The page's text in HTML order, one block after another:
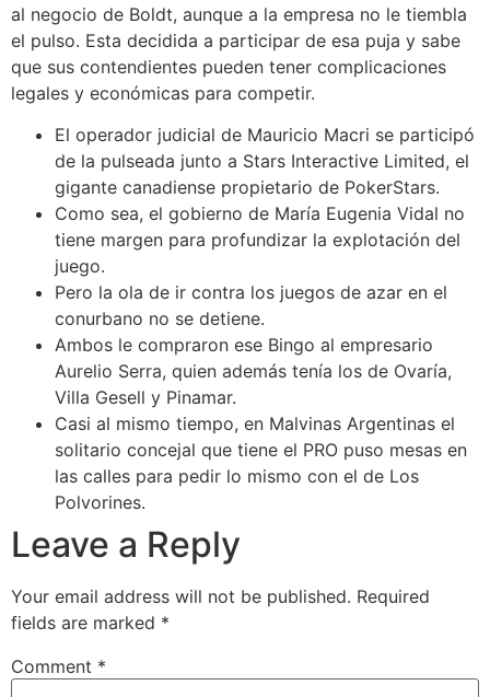
al negocio de Boldt, aunque a la empresa no le tiembla
el pulso. Esta decidida a participar de esa puja y sabe
que sus contendientes pueden tener complicaciones
legales y económicas para competir.
El operador judicial de Mauricio Macri se participó
de la pulseada junto a Stars Interactive Limited, el
gigante canadiense propietario de PokerStars.
Como sea, el gobierno de María Eugenia Vidal no
tiene margen para profundizar la explotación del
juego.
Pero la ola de ir contra los juegos de azar en el
conurbano no se detiene.
Ambos le compraron ese Bingo al empresario
Aurelio Serra, quien además tenía los de Ovaría,
Villa Gesell y Pinamar.
Casi al mismo tiempo, en Malvinas Argentinas el
solitario concejal que tiene el PRO puso mesas en
las calles para pedir lo mismo con el de Los
Polvorines.
Leave a Reply
Your email address will not be published. Required
fields are marked *
Comment *